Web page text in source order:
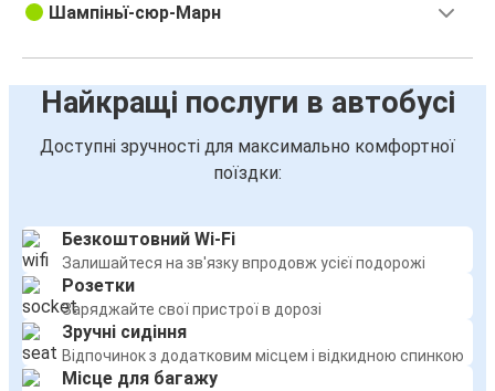
Шампіньї-сюр-Марн
Найкращі послуги в автобусі
Доступні зручності для максимально комфортної
поїздки:
Безкоштовний Wi-Fi
Залишайтеся на зв'язку впродовж усієї подорожі
Розетки
Заряджайте свої пристрої в дорозі
Зручні сидіння
Відпочинок з додатковим місцем і відкидною спинкою
Місце для багажу